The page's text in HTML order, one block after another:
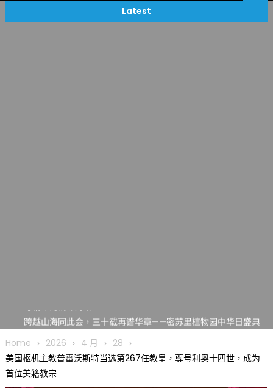
Latest
跨越山海同此会，三十载再谱华章——密苏里植物园中华日盛典
圣路易龙舟俱乐部5月16日龙舟体验日 邀请各界亲身体验划行乐
趣 + 水上竞速魅力
三十二载跨越时空的相逢
Home 2026 4 月
28
美国枢机主教普雷沃斯特当选第267任教皇，尊号利奥十四世，成为
首位美籍教宗